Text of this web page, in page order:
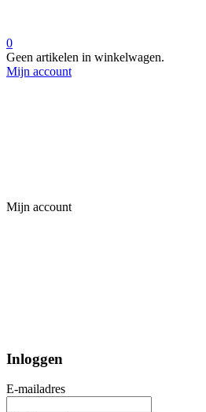
0
Geen artikelen in winkelwagen.
Mijn account
Mijn account
Inloggen
E-mailadres